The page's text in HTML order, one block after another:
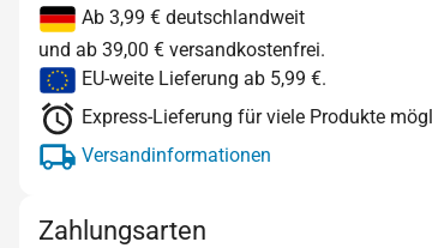
Ab 3,99 € deutschlandweit
und ab 39,00 € versandkostenfrei.
EU-weite Lieferung ab 5,99 €.
Express-Lieferung für viele Produkte
Versandinformationen
Zahlungsarten